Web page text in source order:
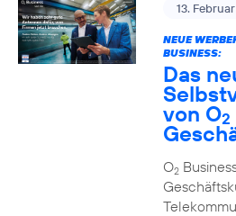
13.
NEUE
BUSINESS:
Das
von O2
O2